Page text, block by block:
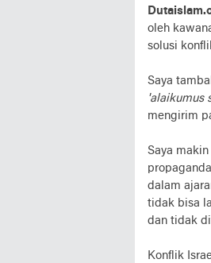
oleh
solusi
Saya
'alaikumus
mengirim
Saya
dalam
tidak bisa
dan tidak
Konflik